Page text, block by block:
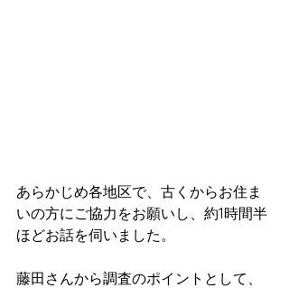
あらかじめ各地区で、古くからお住ま
いの方にご協力をお願いし、約1時間半
ほどお話を伺いました。
藤田さんから調査のポイントとして、